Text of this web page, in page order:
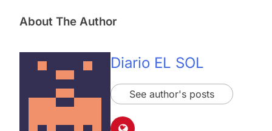
About The Author
Diario EL SOL
See author's posts